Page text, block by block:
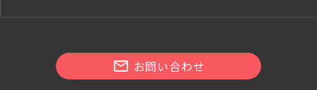
お問い合わせ